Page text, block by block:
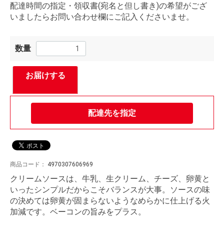
配達時間の指定・領収書(宛名と但し書き)の希望がござ
いましたらお問い合わせ欄にご記入くださいませ。
数量
お届けする
配達先を指定
商品コード： 4970307606969
クリームソースは、牛乳、生クリーム、チーズ、卵黄と
いったシンプルだからこそバランスが大事。ソースの味
の決めては卵黄が固まらないようなめらかに仕上げる火
加減です。ベーコンの旨みをプラス。